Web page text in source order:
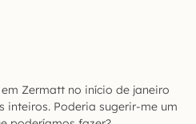
Zermatt no início de janeiro
inteiros. Poderia sugerir-me um